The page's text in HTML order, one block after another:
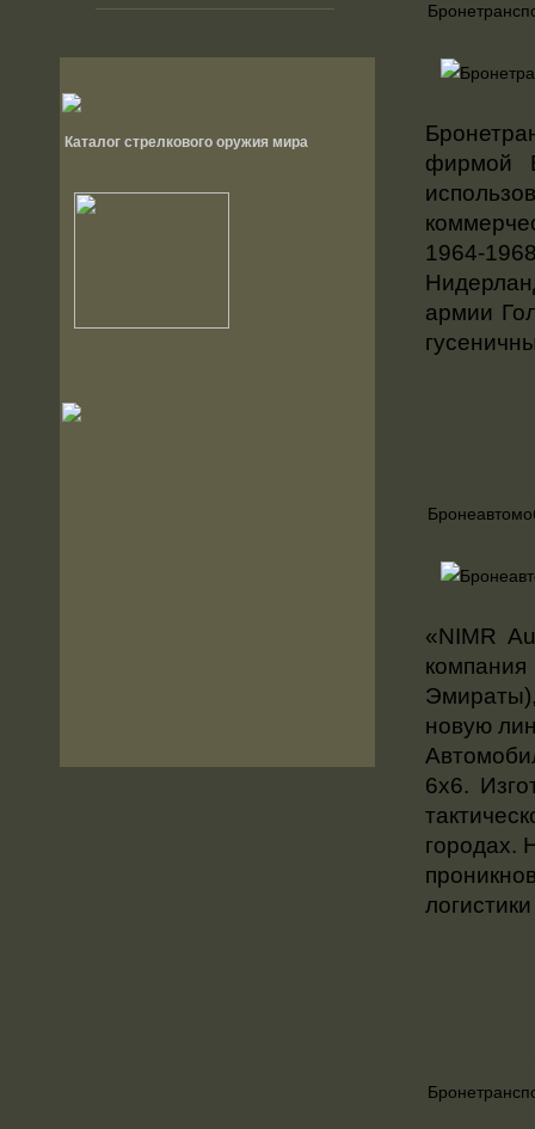
Каталог стрелкового оружия мира
фирмой
1964-
армии
«NIMR
новую
6х6.
городах.